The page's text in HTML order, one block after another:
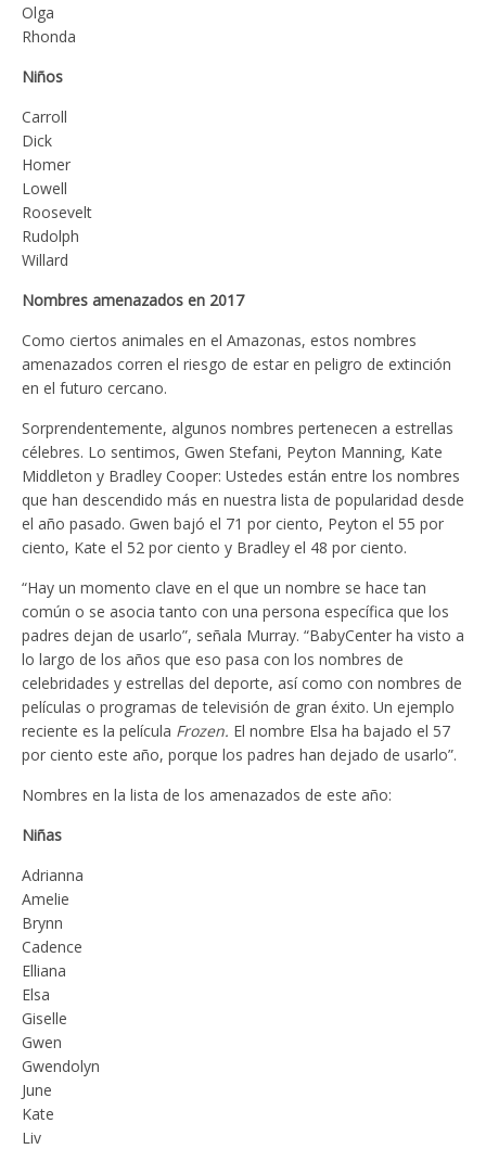
Olga
Rhonda
Niños
Carroll
Dick
Homer
Lowell
Roosevelt
Rudolph
Willard
Nombres amenazados en 2017
Como ciertos animales en el Amazonas, estos nombres
amenazados corren el riesgo de estar en peligro de extinción
en el futuro cercano.
Sorprendentemente, algunos nombres pertenecen a estrellas
célebres. Lo sentimos, Gwen Stefani, Peyton Manning, Kate
Middleton y Bradley Cooper: Ustedes están entre los nombres
que han descendido más en nuestra lista de popularidad desde
el año pasado. Gwen bajó el 71 por ciento, Peyton el 55 por
ciento, Kate el 52 por ciento y Bradley el 48 por ciento.
“Hay un momento clave en el que un nombre se hace tan
común o se asocia tanto con una persona específica que los
padres dejan de usarlo”, señala Murray. “BabyCenter ha visto a
lo largo de los años que eso pasa con los nombres de
celebridades y estrellas del deporte, así como con nombres de
películas o programas de televisión de gran éxito. Un ejemplo
reciente es la película Frozen. El nombre Elsa ha bajado el 57
por ciento este año, porque los padres han dejado de usarlo”.
Nombres en la lista de los amenazados de este año:
Niñas
Adrianna
Amelie
Brynn
Cadence
Elliana
Elsa
Giselle
Gwen
Gwendolyn
June
Kate
Liv